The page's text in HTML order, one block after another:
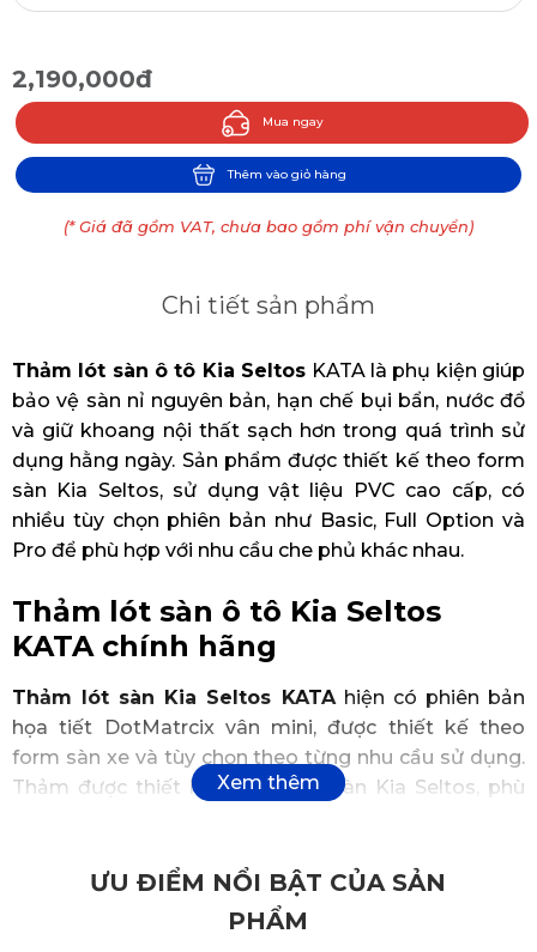
2,190,000đ
Mua ngay
Thêm vào giỏ hàng
(* Giá đã gồm VAT, chưa bao gồm phí vận chuyển)
Chi tiết sản phẩm
Thảm lót sàn ô tô Kia Seltos KATA là phụ kiện giúp
bảo vệ sàn nỉ nguyên bản, hạn chế bụi bẩn, nước đổ
và giữ khoang nội thất sạch hơn trong quá trình sử
dụng hằng ngày. Sản phẩm được thiết kế theo form
sàn Kia Seltos, sử dụng vật liệu PVC cao cấp, có
nhiều tùy chọn phiên bản như Basic, Full Option và
Pro để phù hợp với nhu cầu che phủ khác nhau.
Thảm lót sàn ô tô Kia Seltos
KATA chính hãng
Thảm lót sàn Kia Seltos KATAhiện có phiên bản
họa tiết DotMatrcix vân mini, được thiết kế theo
form sàn xe và tùy chọn theo từng nhu cầu sử dụng.
Thảm được thiết kế theo form sàn Kia Seltos, phù
ƯU ĐIỂM NỔI BẬT CỦA SẢN
PHẨM